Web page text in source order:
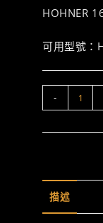
HOHNER
可用型號：
HOHNER
16
金
琴
身
-
描述